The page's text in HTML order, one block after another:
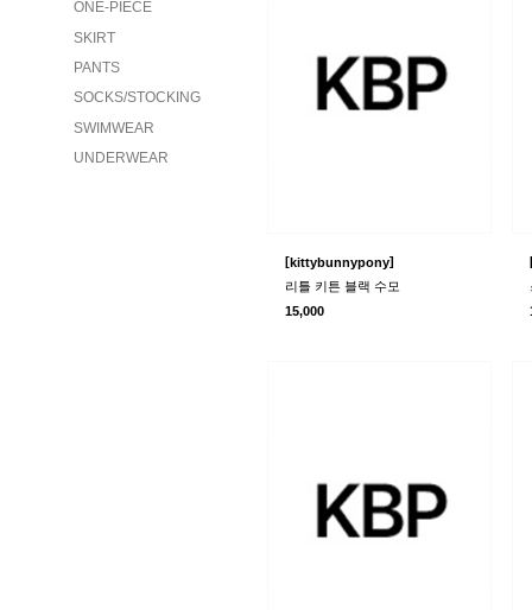
ONE-PIECE
SKIRT
PANTS
SOCKS/STOCKING
SWIMWEAR
UNDERWEAR
[kittybunnypony]
리틀 키튼 블랙 수모
15,000